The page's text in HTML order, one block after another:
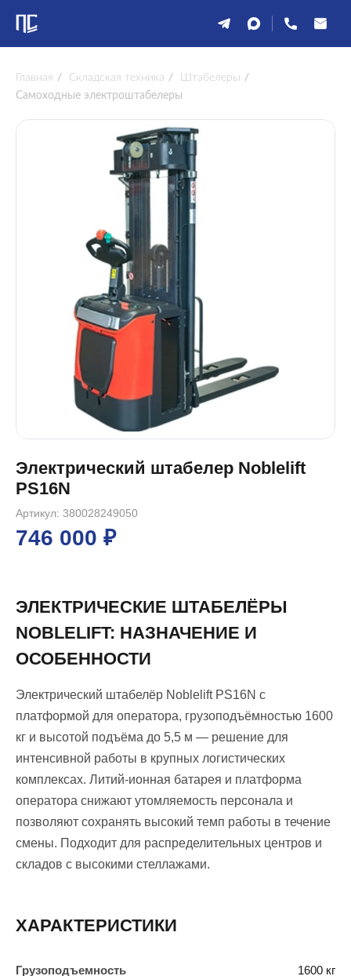
Главная / Складская техника / Штабелеры /
Самоходные электроштабелеры
Электрический штабелер Noblelift
PS16N
Артикул: 380028249050
746 000 ₽
ЭЛЕКТРИЧЕСКИЕ ШТАБЕЛЁРЫ
NOBLELIFT: НАЗНАЧЕНИЕ И
ОСОБЕННОСТИ
Электрический штабелёр Noblelift PS16N с
платформой для оператора, грузоподъёмностью 1600
кг и высотой подъёма до 5,5 м — решение для
интенсивной работы в крупных логистических
комплексах. Литий-ионная батарея и платформа
оператора снижают утомляемость персонала и
позволяют сохранять высокий темп работы в течение
смены. Подходит для распределительных центров и
складов с высокими стеллажами.
ХАРАКТЕРИСТИКИ
Грузоподъемность 1600 кг